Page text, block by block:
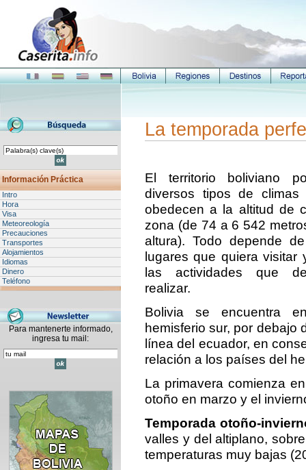
Información Práctica
Intro
Hora
Visa
Meteoreología
Precauciones
Transportes
Alojamientos
Idiomas
Dinero
Teléfono
Para mantenerte informado,
ingresa tu mail:
La temporada
El territorio boliviano
diversos tipos de climas
obedecen a la altitud de
zona (de 74 a 6 542
altura). Todo depende
lugares que quiera visitar
las actividades que
realizar.
Bolivia se encuentra
hemisferio sur, por debajo
línea del ecuador, en
relación a los países del
La primavera comienza
otoño en marzo y el
Temporada otoño-
valles y del altiplano,
temperaturas muy bajas